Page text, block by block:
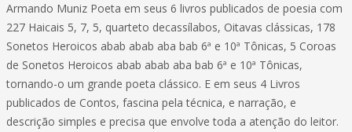
Armando Muniz Poeta em seus 6 livros publicados de poesia com
227 Haicais 5, 7, 5, quarteto decassílabos, Oitavas clássicas, 178
Sonetos Heroicos abab abab aba bab 6ª e 10ª Tônicas, 5 Coroas
de Sonetos Heroicos abab abab aba bab 6ª e 10ª Tônicas,
tornando-o um grande poeta clássico. E em seus 4 Livros
publicados de Contos, fascina pela técnica, e narração, e
descrição simples e precisa que envolve toda a atenção do leitor.